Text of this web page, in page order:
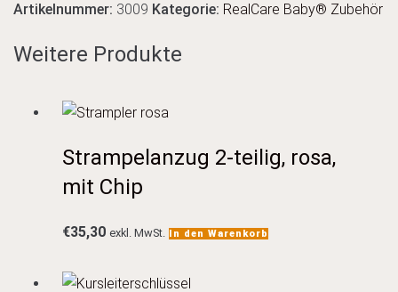
Artikelnummer: 3009 Kategorie: RealCare Baby® Zubehör
Weitere Produkte
Strampelanzug 2-teilig, rosa,
mit Chip
€35,30 exkl. MwSt. In den Warenkorb